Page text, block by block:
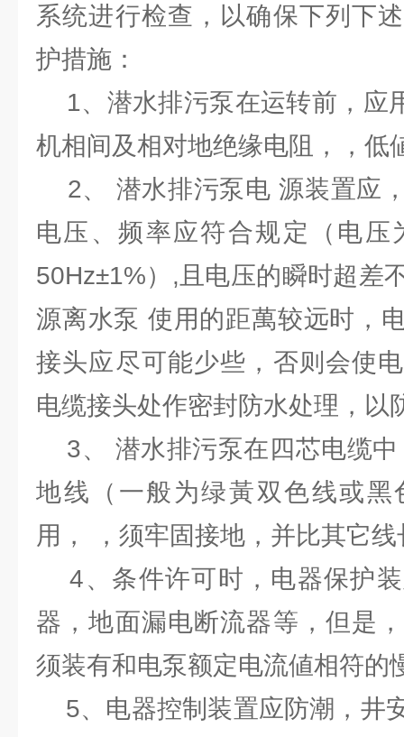
系统进行检查，以确保下列下
护措施：
1、潜水排污泵在运转前，应
机相间及相对地绝缘电阻，，低
2、 潜水排污泵电 源装置应
电压、频率应符合规定（电压
50Hz±1%）,且电压的瞬时超差
源离水泵 使用的距萬较远时，
接头应尽可能少些，否则会使
电缆接头处作密封防水处理，以
3、 潜水排污泵在四芯电缆中
地线（一般为绿黃双色线或黑
用， ，须牢固接地，并比其它
4、条件许可时，电器保护
器，地面漏电断流器等，但是
须装有和电泵额定电流値相符的
5、电器控制装置应防潮，井